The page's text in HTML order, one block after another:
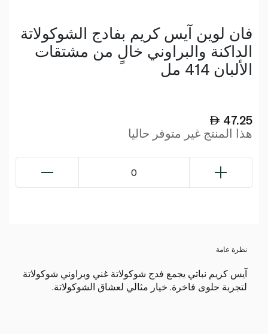
فان لوين آيس كريم بفادج الشوكولاتة
الداكنة والبراوني خالٍ من مشتقات
الألبان 414 مل
47.25
هذا المنتج غير متوفر حاليا
0
نظرة عامة
آيس كريم نباتي يجمع فدج شوكولاتة غني وبراوني شوكولاتة
لتجربة حلوى فاخرة. خيار مثالي لعشاق الشوكولاتة.